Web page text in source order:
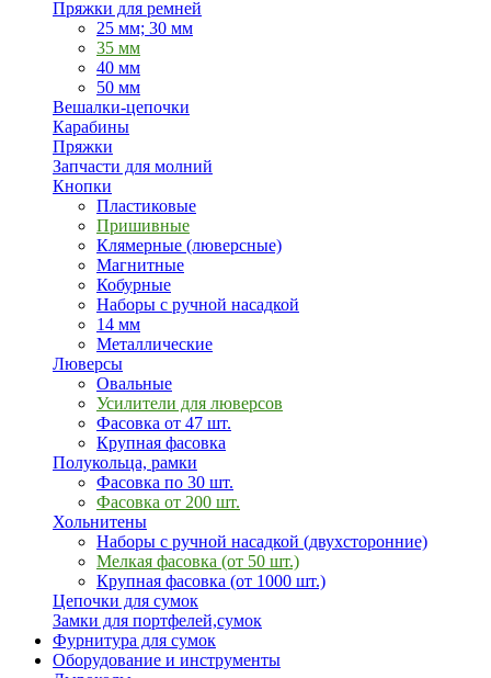
Пряжки для ремней
25 мм; 30 мм
35 мм
40 мм
50 мм
Вешалки-цепочки
Карабины
Пряжки
Запчасти для молний
Кнопки
Пластиковые
Пришивные
Клямерные (люверсные)
Магнитные
Кобурные
Наборы с ручной насадкой
14 мм
Металлические
Люверсы
Овальные
Усилители для люверсов
Фасовка от 47 шт.
Крупная фасовка
Полукольца, рамки
Фасовка по 30 шт.
Фасовка от 200 шт.
Хольнитены
Наборы с ручной насадкой (двухсторонние)
Мелкая фасовка (от 50 шт.)
Крупная фасовка (от 1000 шт.)
Цепочки для сумок
Замки для портфелей,сумок
Фурнитура для сумок
Оборудование и инструменты